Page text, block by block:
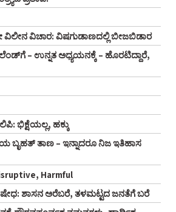
ವಿಚಾರ: ವಿಷಗುಡಾಣದಲ್ಲಿ ಬೀಜಬಿಡಾರ
– ಉನ್ನತ ಅಧ್ಯಯನಕ್ಕೆ – ಹೊರಟಿದ್ದಾರೆ,
ಭಿಕ್ಷೆಯಲ್ಲ, ಹಕ್ಕು
ತಾಣ – ಇನ್ನಾದರೂ ನಿಜ ಇತಿಹಾಸ
Harmful
ನಿಷೇಧ: ಶಾಸನ ಅರೆಬರೆ, ತಳಮಟ್ಟದ ಜನತೆಗೆ ಬರೆ